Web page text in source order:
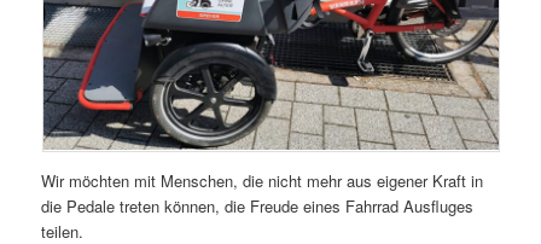
Wir möchten mit Menschen, die nicht mehr aus eigener Kraft in
die Pedale treten können, die Freude eines Fahrrad Ausfluges
teilen.